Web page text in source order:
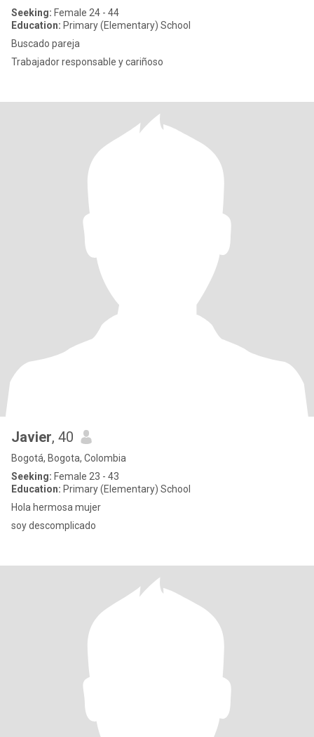
Seeking: Female 24 - 44
Education: Primary (Elementary) School
Buscado pareja
Trabajador responsable y cariñoso
Javier, 40
Bogotá, Bogota, Colombia
Seeking: Female 23 - 43
Education: Primary (Elementary) School
Hola hermosa mujer
soy descomplicado